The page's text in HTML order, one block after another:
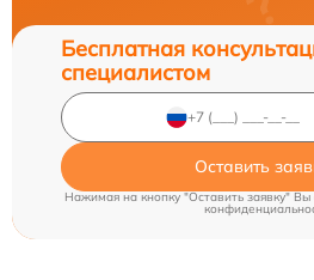
Бесплатная
специалистом
Оставить
Нажимая на кнопку "Оставить заявку"